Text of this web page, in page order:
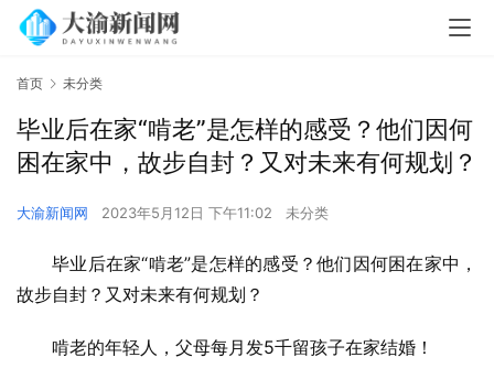
首页 未分类
毕业后在家“啃老”是怎样的感受？他们因何
困在家中，故步自封？又对未来有何规划？
大渝新闻网 2023年5月12日 下午11:02 未分类
毕业后在家“啃老”是怎样的感受？他们因何困在家中，
故步自封？又对未来有何规划？
啃老的年轻人，父母每月发5千留孩子在家结婚！